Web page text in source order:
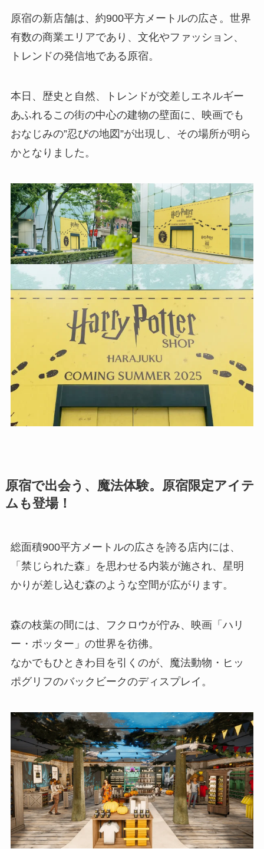
原宿の新店舗は、約900平方メートルの広さ。世界
有数の商業エリアであり、文化やファッション、
トレンドの発信地である原宿。
本日、歴史と自然、トレンドが交差しエネルギー
あふれるこの街の中心の建物の壁面に、映画でも
おなじみの”忍びの地図”が出現し、その場所が明ら
かとなりました。
原宿で出会う、魔法体験。原宿限定アイテ
ムも登場！
総面積900平方メートルの広さを誇る店内には、
「禁じられた森」を思わせる内装が施され、星明
かりが差し込む森のような空間が広がります。
森の枝葉の間には、フクロウが佇み、映画「ハリ
ー・ポッター」の世界を彷彿。
なかでもひときわ目を引くのが、魔法動物・ヒッ
ポグリフのバックビークのディスプレイ。